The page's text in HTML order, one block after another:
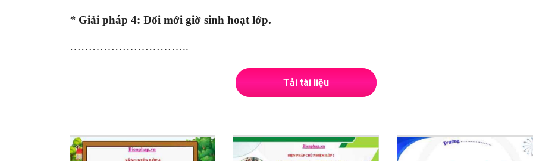
* Giải pháp 4: Đổi mới giờ sinh hoạt lớp.
…………………………..
Tải tài liệu